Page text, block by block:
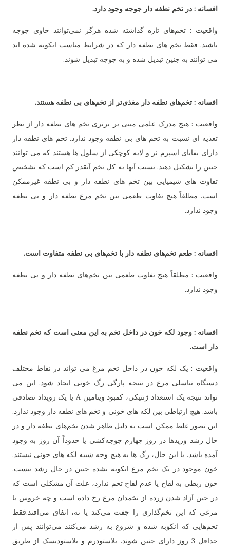
افسانه : در تخم نطفه دار جوجه وجود دارد.
واقعیت : تخم‌های تازه گذاشته شده هرگز نمی‌توانند حاوی جوجه
باشند. فقط تخم های نطفه دار که در شرایط مناسب انکوبه شده اند
می توانند به جنین تبدیل شده و به جوجه تبدیل شوند.
افسانه : تخم‌های نطفه دار مغذی‌تر از تخم‌های بی نطفه هستند.
واقعیت : هیچ مدرک علمی مبنی بر برتری تخم های نطفه دار از نظر
تغذیه ای نسبت به تخم های بی نطفه وجود ندارد. تخم های نطفه دار
دارای بقایای اسپرم نر و لایه کوچکی از سلول ها هستند که می توانند
جنین را تشکیل دهند. نسبت آنها به کل تخم آنقدر کم است که تشخیص
تفاوت های شیمیایی بین تخم های نطفه دار و بی نطفه غیرممکن
است. مطلقاً هیچ تفاوت طعمی بین تخم مرغ نطفه دار و بی نطفه
وجود ندارد.
افسانه : طعم تخم‌های نطفه دار با تخم‌های بی نطفه متفاوت است.
واقعیت : مطلقاً هیچ تفاوت طعمی بین تخم‌های نطفه دار و بی نطفه
وجود ندارد.
افسانه : وجود لکه خون در داخل تخم به این معنی است که تخم نطفه
دار است.
واقعیت : یک لکه خون در داخل تخم مرغ می تواند در نقاط مختلف
دستگاه تناسلی مرغ در نتیجه پارگی رگ خونی ایجاد شود. این می
تواند نتیجه یک استعداد ژنتیکی، کمبود ویتامین A یا یک رویداد تصادفی
باشد. هیچ ارتباطی بین لکه های خونی و تخم های نطفه دار وجود ندارد.
این تصور غلط ممکن است به دلیل ظاهر شدن تخم‌های نطفه دار و در
حال رشد وریدها در روز چهارم جوجه‌کشی یا حدوداً آن روز به وجود
آمده باشد. با این حال، رگ ها به هیچ وجه شبیه لکه های خونی نیستند.
خون موجود در یک تخم مرغ انکوبه نشده جنین در حال رشد نیست.
خون ربطی به لقاح یا عدم لقاح تخم ندارد، علت آن مشکلی است که
در حین آزاد شدن زرده از تخمدان مرغ رخ داده است و چه خروس با
مرغی که این تخم‌گذاری را جفت می‌کند یا نه، اتفاق می‌افتد.فقط
تخم‌هایی که انکوبه شده و شروع به رشد می‌کنند می‌توانند پس از
حداقل 3 روز دارای جنین شوند. بلاستودرم و بلاستودیسک از طریق